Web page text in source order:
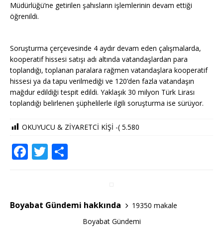
Müdürlüğü’ne getirilen şahısların işlemlerinin devam ettiği
öğrenildi.
Soruşturma çerçevesinde 4 aydır devam eden çalışmalarda,
kooperatif hissesi satışı adı altında vatandaşlardan para
toplandığı, toplanan paralara rağmen vatandaşlara kooperatif
hissesi ya da tapu verilmediği ve 120’den fazla vatandaşın
mağdur edildiği tespit edildi. Yaklaşık 30 milyon Türk Lirası
toplandığı belirlenen şüphelilerle ilgili soruşturma ise sürüyor.
OKUYUCU & ZİYARETCİ KİŞİ -( 5.580
F
e
b
T
te
r
e
Boyabat Gündemi hakkında
19350 makale
Boyabat Gündemi